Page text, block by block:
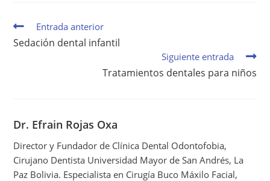
Entrada anterior
Sedación dental infantil
Siguiente entrada
Tratamientos dentales para niños
Dr. Efrain Rojas Oxa
Director y Fundador de Clínica Dental Odontofobia,
Cirujano Dentista Universidad Mayor de San Andrés, La
Paz Bolivia. Especialista en Cirugía Buco Máxilo Facial,